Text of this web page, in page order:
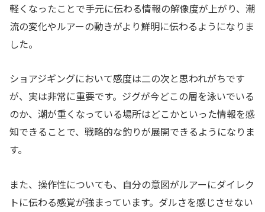
軽くなったことで手元に伝わる情報の解像度が上がり、潮
流の変化やルアーの動きがより鮮明に伝わるようになりま
した。
ショアジギングにおいて感度は二の次と思われがちです
が、実は非常に重要です。ジグが今どこの層を泳いでいる
のか、潮が重くなっている場所はどこかといった情報を感
知できることで、戦略的な釣りが展開できるようになりま
す。
また、操作性についても、自分の意図がルアーにダイレク
トに伝わる感覚が強まっています。ダルさを感じさせない